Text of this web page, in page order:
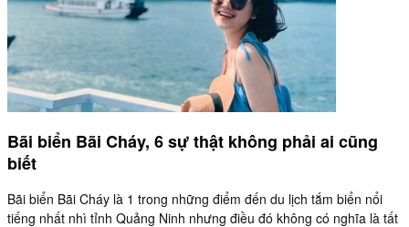
Bãi biển Bãi Cháy, 6 sự thật không phải ai cũng
biết
Bãi biển Bãi Cháy là 1 trong những điểm đến du lịch tắm biển nổi
tiếng nhất nhì tỉnh Quảng Ninh nhưng điều đó không có nghĩa là tất